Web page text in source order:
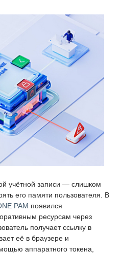
учётной записи — слишком
его памяти пользователя. В
PAM появился
ресурсам через
получает ссылку в
её в браузере и
аппаратного токена,